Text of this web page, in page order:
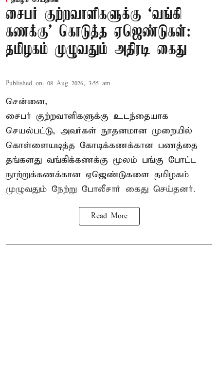
சைபர் குற்றவாளிகளுக்கு ‘வங்கி
கணக்கு’ கொடுத்த ஏஜெண்டுகள்:
தமிழகம் முழுவதும் அதிரடி கைது
Published on: 08 Aug 2026, 3:55 am
சென்னை,
சைபர் குற்றவாளிகளுக்கு உடந்தையாக
செயல்பட்டு, அவர்கள் நூதனமான முறையில்
கொள்ளையடித்த கோடிக்கணக்கான பணத்தை
தங்களது வங்கிக்கணக்கு மூலம் பங்கு போட்ட
நூற்றுக்கணக்கான ஏஜெண்டுகளை தமிழகம்
முழுவதும் நேற்று போலீசார் கைது செய்தனர்.
Read More